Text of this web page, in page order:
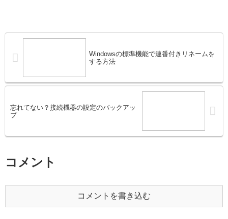
Windowsの標準機能で連番付きリネームを
する方法
忘れてない？接続機器の設定のバックアッ
プ
コメント
コメントを書き込む